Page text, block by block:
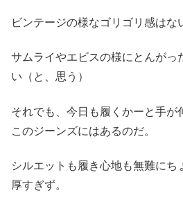
ビンテージの様なゴリゴリ感はな
サムライやエビスの様にとんがっ
い（と、思う）
それでも、今日も履くかーと手が
このジーンズにはあるのだ。
シルエットも履き心地も無難にち
厚すぎず。